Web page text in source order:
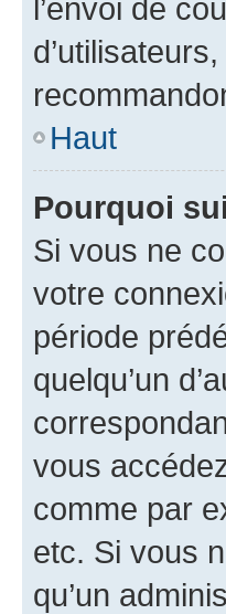
l’envoi de
Haut
Pourquoi
Si vous ne
votre
période
quelqu’un
vous
comme par
etc. Si vous
qu’un